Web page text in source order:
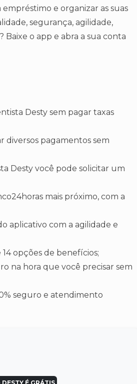
e organizar as suas
segurança, agilidade,
Baixe o app e abra a sua conta
Desty sem pagar taxas
diversos pagamentos sem
Desty você pode solicitar um
mais próximo, com a
aplicativo com a agilidade e
opções de benefícios;
na hora que você precisar sem
seguro e atendimento